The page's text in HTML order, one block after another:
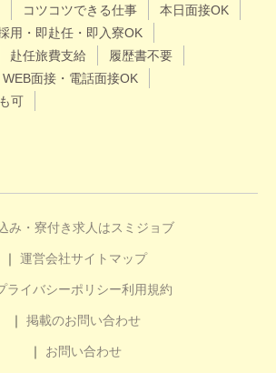
コツコツできる仕事
本日面接OK
用・即赴任・即入寮OK
赴任旅費支給
履歴書不要
WEB面接・電話面接OK
可
み・寮付き求人はスミジョブ
運営会社サイトマップ
ライバシーポリシー利用規約
掲載のお問い合わせ
お問い合わせ